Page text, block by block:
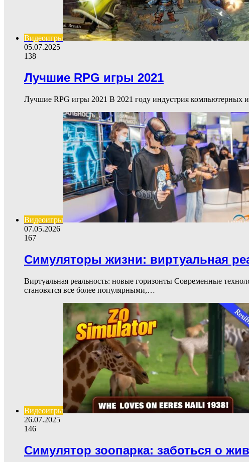
Видеоигры
05.07.2025
138
Лучшие RPG игры 2021
Лучшие RPG игры 2021 В 2021 году индустрия компьютерных
Видеоигры
07.05.2026
167
Симуляторы жизни: виртуальная
Виртуальная реальность: новые горизонты Современные
становятся все более популярными,…
Видеоигры
26.07.2025
146
Симулятор зоопарка: заботься о